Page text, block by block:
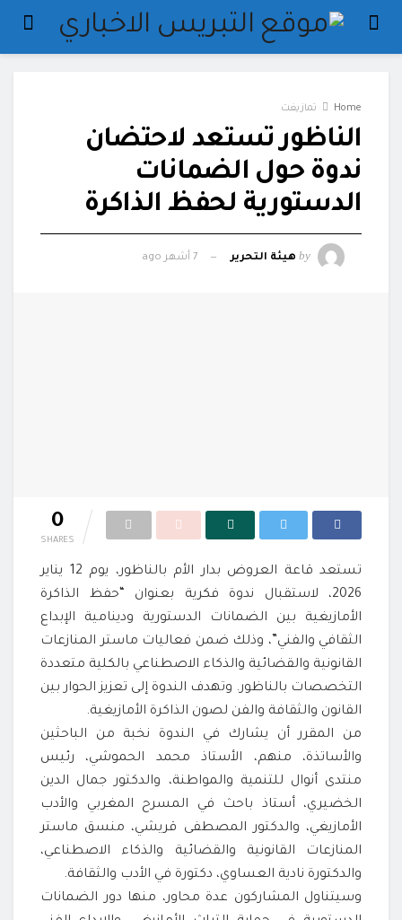
Home تمازيغت
الناظور تستعد لاحتضان
ندوة حول الضمانات
الدستورية لحفظ الذاكرة
by هيئة التحرير 7 أشهر ago
0
SHARES
تستعد قاعة العروض بدار الأم بالناظور، يوم 12 يناير
2026، لاستقبال ندوة فكرية بعنوان “حفظ الذاكرة
الأمازيغية بين الضمانات الدستورية ودينامية الإبداع
الثقافي والفني”، وذلك ضمن فعاليات ماستر المنازعات
القانونية والقضائية والذكاء الاصطناعي بالكلية متعددة
التخصصات بالناظور. وتهدف الندوة إلى تعزيز الحوار بين
القانون والثقافة والفن لصون الذاكرة الأمازيغية.
من المقرر أن يشارك في الندوة نخبة من الباحثين
والأساتذة، منهم، الأستاذ محمد الحموشي، رئيس
منتدى أنوال للتنمية والمواطنة، والدكتور جمال الدين
الخضيري، أستاذ باحث في المسرح المغربي والأدب
الأمازيغي، والدكتور المصطفى قريشي، منسق ماستر
المنازعات القانونية والقضائية والذكاء الاصطناعي،
والدكتورة نادية العساوي، دكتورة في الأدب والثقافة.
وسيتناول المشاركون عدة محاور، منها دور الضمانات